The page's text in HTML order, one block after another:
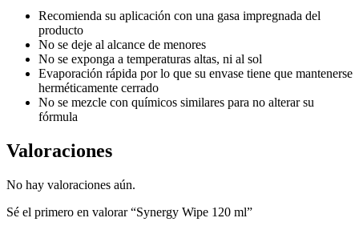
Recomienda su aplicación con una gasa impregnada del
producto
No se deje al alcance de menores
No se exponga a temperaturas altas, ni al sol
Evaporación rápida por lo que su envase tiene que mantenerse
herméticamente cerrado
No se mezcle con químicos similares para no alterar su
fórmula
Valoraciones
No hay valoraciones aún.
Sé el primero en valorar “Synergy Wipe 120 ml”